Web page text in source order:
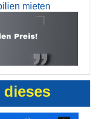
mieten
dieses